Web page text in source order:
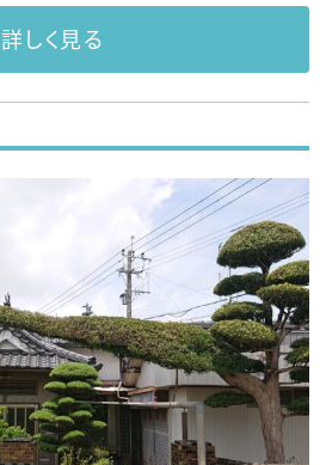
詳しく見る